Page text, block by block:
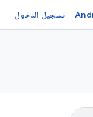
تسجيل الدخول